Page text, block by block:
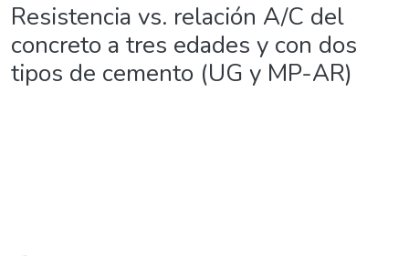
Resistencia vs. relación A/C del
concreto a tres edades y con dos
tipos de cemento (UG y MP-AR)